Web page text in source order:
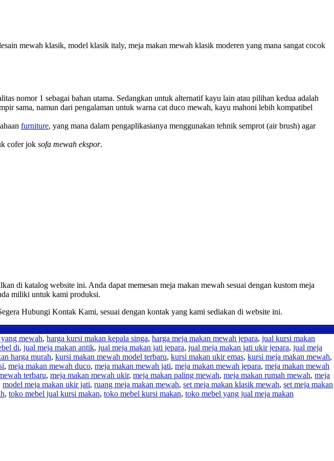
mewah klasik, model klasik italy, meja makan mewah klasik moderen yang mana sangat cocok
nomor 1 sebagai bahan utama. Sedangkan untuk alternatif kayu lain atau pilihan kedua adalah
sama, namun dari pengalaman untuk warna cat duco mewah, kayu mahoni lebih kompatibel
furniture, yang mana dalam pengaplikasianya menggunakan tehnik semprot (air brush) agar
cofer jok sofa mewah ekspor.
di katalog website ini. Anda dapat memesan meja makan mewah sesuai dengan kustom meja
miliki untuk kami produksi.
Hubungi Kontak Kami, sesuai dengan kontak yang kami sediakan di website ini.
mewah, harga kursi makan kepala singa, harga meja makan mewah jepara, jual kursi makan
di, jual meja makan antik, jual meja makan jati jepara, jual meja makan jati ukir jepara, jual meja
harga murah, kursi makan mewah model terbaru, kursi makan ukir emas, kursi meja makan mewah,
, meja makan mewah duco, meja makan mewah jati, meja makan mewah jepara, meja makan mewah
terbaru, meja makan mewah ukir, meja makan paling mewah, meja makan rumah mewah, meja
model meja makan ukir jati, ruang meja makan mewah, set meja makan klasik mewah, set meja makan
, toko mebel jual kursi makan, toko mebel kursi makan, toko mebel yang jual meja makan